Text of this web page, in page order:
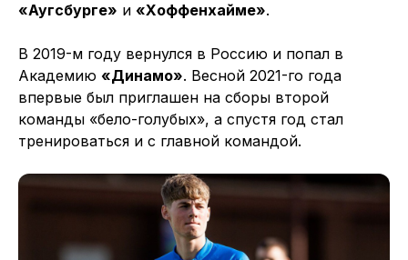
«Аугсбурге» и «Хоффенхайме».
В 2019-м году вернулся в Россию и попал в
Академию «Динамо». Весной 2021-го года
впервые был приглашен на сборы второй
команды «бело-голубых», а спустя год стал
тренироваться и с главной командой.